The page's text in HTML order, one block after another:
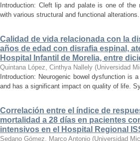
Introduction: Cleft lip and palate is one of
with various structural and functional
Calidad de vida relacionada con la
años de edad con disrafia espinal,
Hospital Infantil de Morelia, entre
Quintana López, Cinthya Nallely (Universidad
Introduction: Neurogenic bowel dysfunction is
and has a significant impact on quality of life.
Correlación entre el índice de
mortalidad a 28 días en pacientes
intensivos en el Hospital Regional
Sedano Gómez, Marco Antonio (Universidad